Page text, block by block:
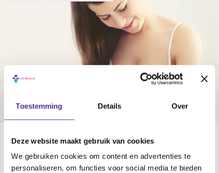
Toestemming Details Over
Deze website maakt gebruik van cookies
We gebruiken cookies om content en advertenties te
personaliseren, om functies voor social media te bieden
Informatieavond over borstvoeding
Borstvoeding geven gaat niet altijd vanzelf, daarom
is een goede voorbereiding het halve werk. Deze